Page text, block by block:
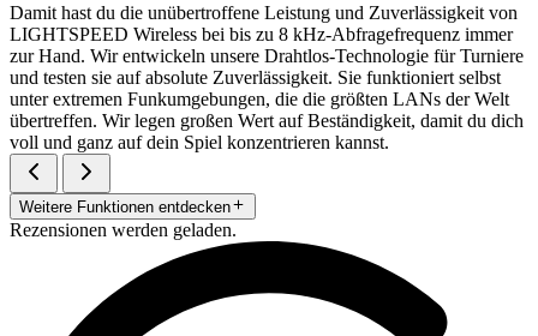
Damit hast du die unübertroffene Leistung und Zuverlässigkeit von
LIGHTSPEED Wireless bei bis zu 8 kHz-Abfragefrequenz immer
zur Hand. Wir entwickeln unsere Drahtlos-Technologie für Turniere
und testen sie auf absolute Zuverlässigkeit. Sie funktioniert selbst
unter extremen Funkumgebungen, die die größten LANs der Welt
übertreffen. Wir legen großen Wert auf Beständigkeit, damit du dich
voll und ganz auf dein Spiel konzentrieren kannst.
Weitere Funktionen entdecken
Rezensionen werden geladen.